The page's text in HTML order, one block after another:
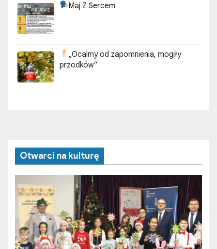
Maj Z Sercem
„Ocalmy od zapomnienia, mogiły
przodków”
Otwarci na kulturę